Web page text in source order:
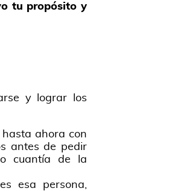
tu propósito y
y lograr los
ahora con
antes de pedir
cuantía de la
esa persona,